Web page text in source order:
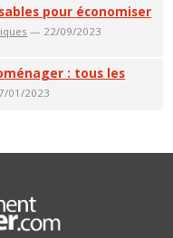
pour économiser
— 22/09/2023
: tous les
01/2023